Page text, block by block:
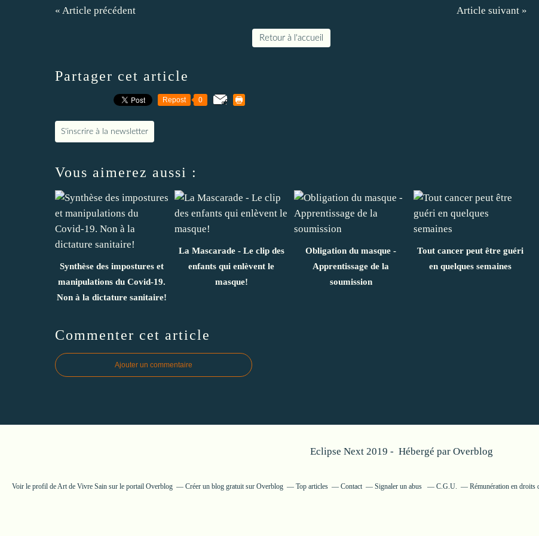
« Article précédent Article suivant »
Retour à l'accueil
Partager cet article
Repost 0
S'inscrire à la newsletter
Vous aimerez aussi :
Synthèse des impostures et
manipulations du Covid-19.
Non à la dictature sanitaire!
La Mascarade - Le clip des
enfants qui enlèvent le
masque!
Obligation du masque -
Apprentissage de la
soumission
Tout cancer peut être guéri
en quelques semaines
Commenter cet article
Ajouter un commentaire
Eclipse Next 2019 - Hébergé par Overblog
Voir le profil deArt de Vivre Sainsur le portail Overblog Créer un blog gratuit sur Overblog Top articles Contact Signaler un abus C.G.U. Rémunération en droits